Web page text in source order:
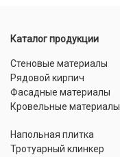
Каталог продукции
Стеновые материалы
Рядовой кирпич
Фасадные материалы
Кровельные материалы
Напольная плитка
Тротуарный клинкер